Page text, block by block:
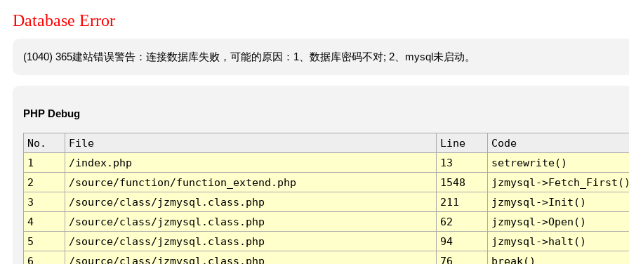
Database Error
(1040) 365建站错误警告：连接数据库失败，可能的原因：1、数据库密码不对; 2、mysql未启动。
PHP Debug
No. File Line
Code
1
/index.php 13
setrewrite()
2
/source/function/function_extend.php 1548
jzmysql-
3
/source/class/jzmysql.class.php 211
jzmysql->Init()
4
/source/class/jzmysql.class.php 62
jzmysql->Open()
5
/source/class/jzmysql.class.php 94
jzmysql->halt()
6
/source/class/jzmysql.class.php 76 break()